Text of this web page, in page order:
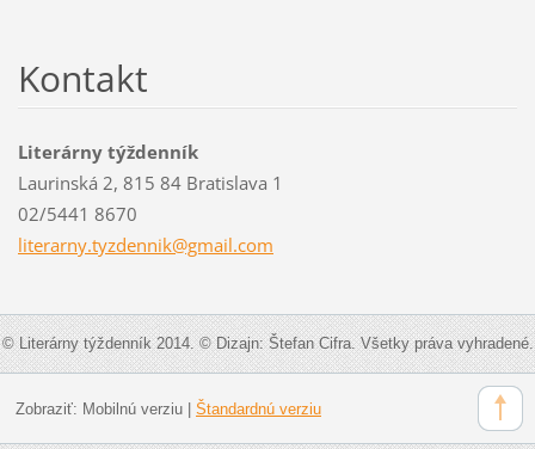
Kontakt
Literárny týždenník
Laurinská 2, 815 84 Bratislava 1
02/5441 8670
literarny.tyzdennik@gmail.com
© Literárny týždenník 2014. © Dizajn: Štefan Cifra. Všetky práva vyhradené.
Zobraziť: Mobilnú verziu| Štandardnú verziu